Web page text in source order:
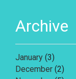
Archive
January (3)
December (2)